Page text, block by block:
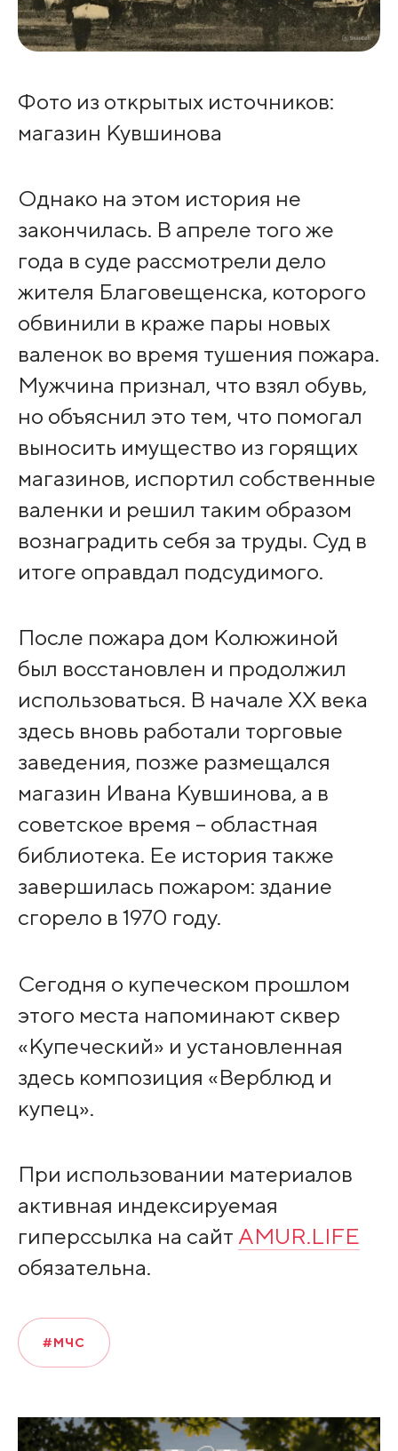
Фото из открытых источников:
магазин Кувшинова
Однако на этом история не
закончилась. В апреле того же
года в суде рассмотрели дело
жителя Благовещенска, которого
обвинили в краже пары новых
валенок во время тушения пожара.
Мужчина признал, что взял обувь,
но объяснил это тем, что помогал
выносить имущество из горящих
магазинов, испортил собственные
валенки и решил таким образом
вознаградить себя за труды. Суд в
итоге оправдал подсудимого.
После пожара дом Колюжиной
был восстановлен и продолжил
использоваться. В начале XX века
здесь вновь работали торговые
заведения, позже размещался
магазин Ивана Кувшинова, а в
советское время – областная
библиотека. Ее история также
завершилась пожаром: здание
сгорело в 1970 году.
Сегодня о купеческом прошлом
этого места напоминают сквер
«Купеческий» и установленная
здесь композиция «Верблюд и
купец».
При использовании материалов
активная индексируемая
гиперссылка на сайт AMUR.LIFE
обязательна.
#МЧС